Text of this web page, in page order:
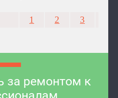
1 2 3
за ремонтом к